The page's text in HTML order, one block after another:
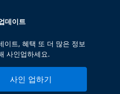
데이트
이트, 혜택 또 더 많은 정보
사인업하세요.
사인 업하기